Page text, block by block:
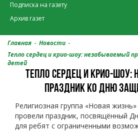
Подписка на газету
Архив газет
Главная - Новости -
Тепло сердец и крио-шоу: незабываемый
детей
ТЕПЛО СЕРДЕЦ И КРИО-
ПРАЗДНИК КО ДНЮ
Религиозная группа «Новая
провели праздник, посвящённый
для ребят с ограниченными